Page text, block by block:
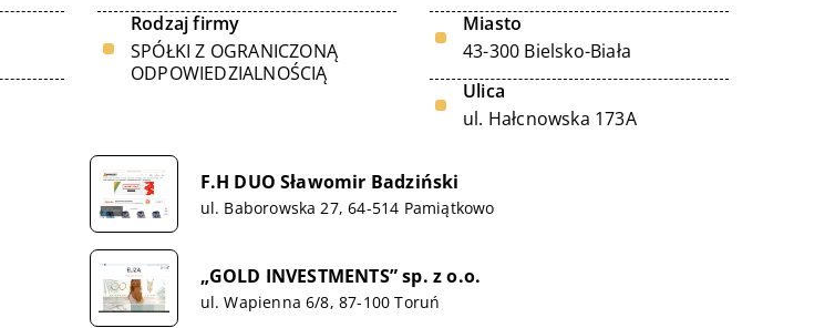
Rodzaj firmy
SPÓŁKI Z OGRANICZONĄ
ODPOWIEDZIALNOŚCIĄ
Miasto
43-300 Bielsko-Biała
Ulica
ul. Hałcnowska 173A
F.H DUO Sławomir Badziński
ul. Baborowska 27, 64-514 Pamiątkowo
„GOLD INVESTMENTS” sp. z o.o.
ul. Wapienna 6/8, 87-100 Toruń